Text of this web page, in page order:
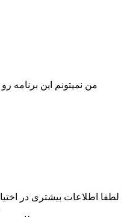
من نمیتونم این برنامه رو
لطفا اطلاعات بیشتری در